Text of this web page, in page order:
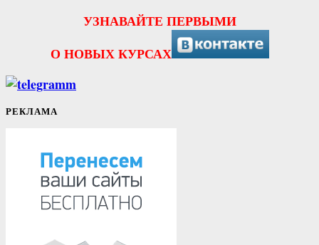
УЗНАВАЙТЕ ПЕРВЫМИ
О НОВЫХ КУРСАХ
РЕКЛАМА